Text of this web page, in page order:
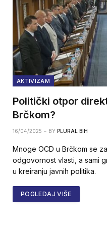
AKTIVIZAM
Politički otpor
Brčkom?
16/04/2025 BY PLURAL BIH
Mnoge OCD u Brčkom se
odgovornost vlasti, a sami
u kreiranju javnih politika.
POGLEDAJ VIŠE